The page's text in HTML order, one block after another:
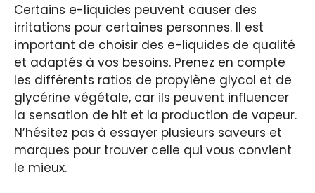
Certains e-liquides peuvent causer des
irritations pour certaines personnes. Il est
important de choisir des e-liquides de qualité
et adaptés à vos besoins. Prenez en compte
les différents ratios de propylène glycol et de
glycérine végétale, car ils peuvent influencer
la sensation de hit et la production de vapeur.
N’hésitez pas à essayer plusieurs saveurs et
marques pour trouver celle qui vous convient
le mieux.